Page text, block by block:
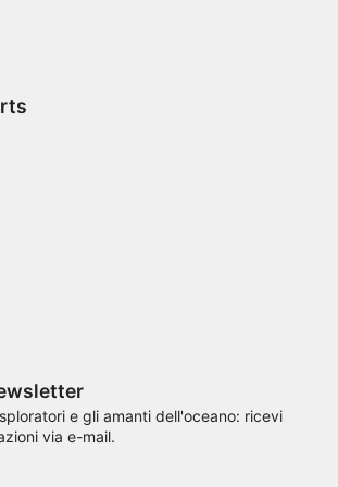
e gli amanti dell'oceano: ricevi
via e-mail.
IAB:
geolocalizzazione precisi
in base a